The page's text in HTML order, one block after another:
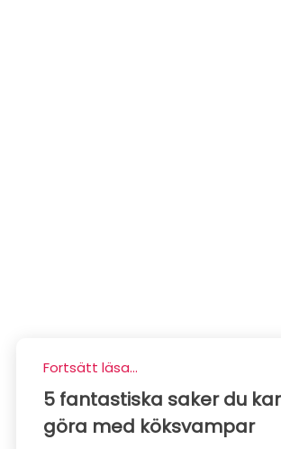
Fortsätt läsa...
5 fantastiska saker du
göra med köksvampar